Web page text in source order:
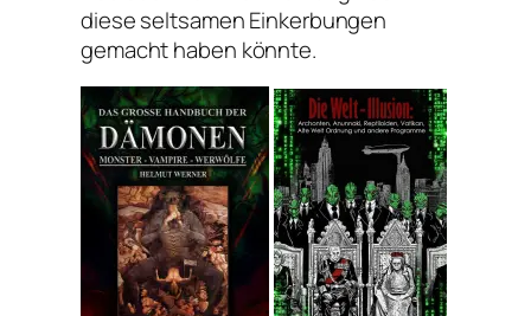
diese seltsamen Einkerbungen
gemacht haben könnte.